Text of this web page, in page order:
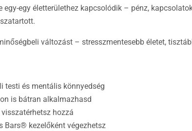
egy életterülethez kapcsolódik – pénz,
változást – stresszmentesebb életet,
testi és mentális könnyedség
is bátran alkalmazhasd
hozzá
Bars® kezelőként végezhetsz